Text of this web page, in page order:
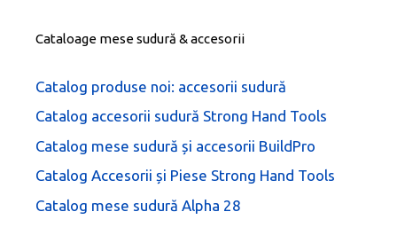
Cataloage mese sudură & accesorii
Catalog produse noi: accesorii sudură
Catalog accesorii sudură Strong Hand Tools
Catalog mese sudură și accesorii BuildPro
Catalog Accesorii și Piese Strong Hand Tools
Catalog mese sudură Alpha 28